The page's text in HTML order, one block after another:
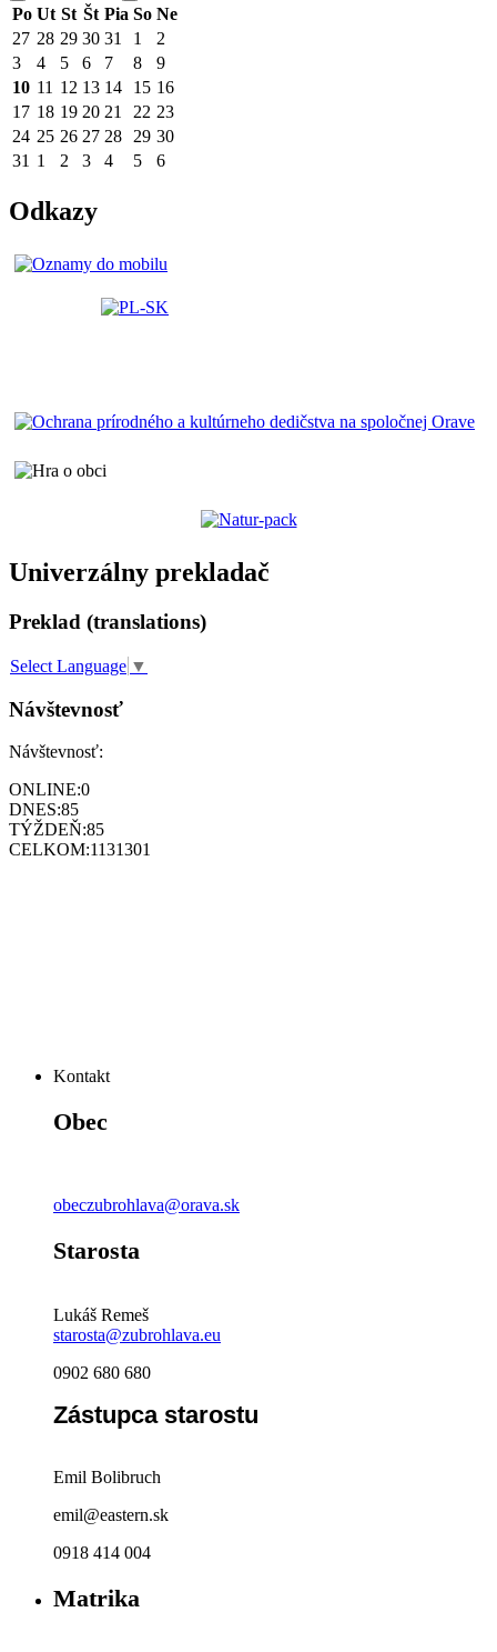
Po Ut St Št Pia So Ne
27 28 29 30 31 1
2
3
4 5 6 7 8
9
10 11 12 13 14 15 16
17 18 19 20 21 22 23
24 25 26 27 28 29 30
31 1 2 3 4 5 6
Odkazy
Univerzálny prekladač
Preklad (translations)
Select Language ▼
Návštevnosť
Návštevnosť:
ONLINE:0
DNES:85
TÝŽDEŇ:85
CELKOM:1131301
Kontakt
Obec
obeczubrohlava@orava.sk
Starosta
Lukáš Remeš
starosta@zubrohlava.eu
0902 680 680
Zástupca starostu
Emil Bolibruch
emil@eastern.sk
0918 414 004
Matrika